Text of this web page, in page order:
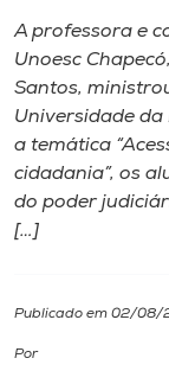
I.nova
Diplomados
A professora e
Unoesc
Santos,
Universidade da
a temática
cidadania”, os
do poder
[…]
Publicado em 02/08/
Por